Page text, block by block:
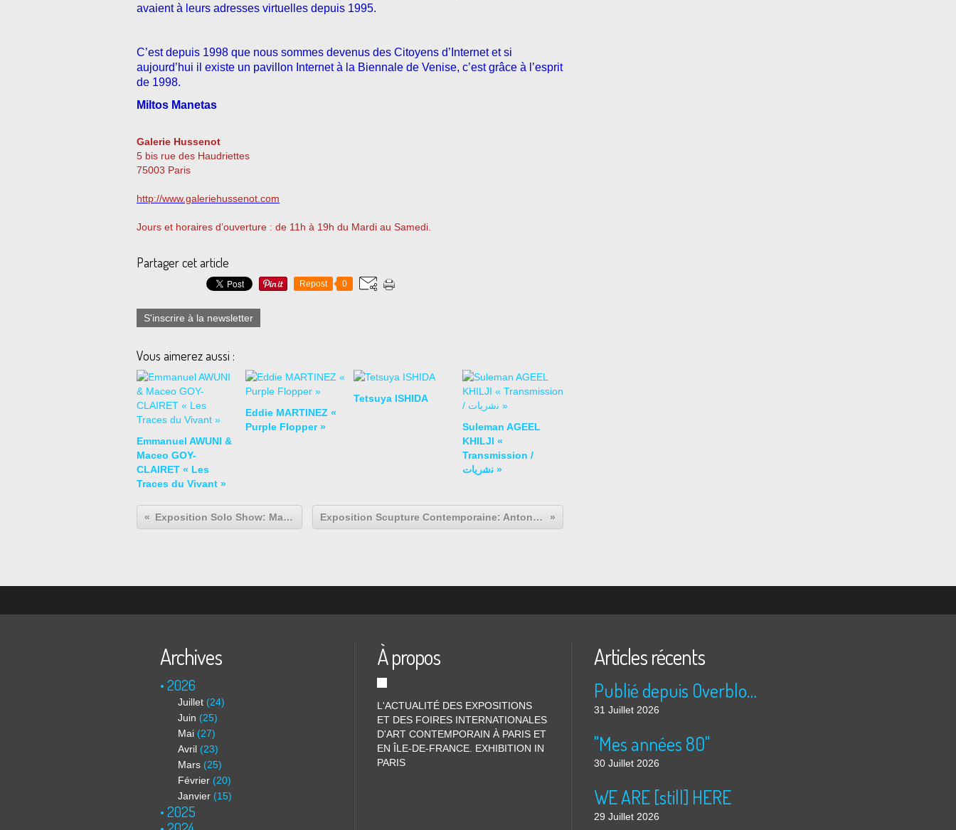
avaient à leurs adresses virtuelles depuis 1995.
C’est depuis 1998 que nous sommes devenus des Citoyens d’Internet et si
aujourd’hui il existe un pavillon Internet à la Biennale de Venise, c’est grâce à l’esprit
de 1998.
Miltos Manetas
Galerie Hussenot
5 bis rue des Haudriettes
75003 Paris
http://www.galeriehussenot.com
Jours et horaires d’ouverture : de 11h à 19h du Mardi au Samedi.
Partager cet article
Repost 0
S'inscrire à la newsletter
Vous aimerez aussi :
Emmanuel AWUNI &
Maceo GOY-
CLAIRET « Les
Traces du Vivant »
Eddie MARTINEZ «
Purple Flopper »
Tetsuya ISHIDA
Suleman AGEEL
KHILJI «
Transmission /
ﻧﺷرﯾﺎت »
Exposition Solo Show: Manish NAI « Materiality » Exposition Scupture Contemporaine: Antonella ZAZZERA « Luminesceneces »
Archives
2026
Juillet (24)
Juin (25)
Mai (27)
Avril (23)
Mars (25)
Février (20)
Janvier (15)
2025
À propos
L'ACTUALITÉ DES EXPOSITIONS
ET DES FOIRES INTERNATIONALES
D'ART CONTEMPORAIN À PARIS ET
EN ÎLE-DE-FRANCE. EXHIBITION IN
PARIS
Articles récents
Publié depuis Overblog et Facebook
31 Juillet 2026
"Mes années 80"
30 Juillet 2026
WE ARE [still] HERE
29 Juillet 2026